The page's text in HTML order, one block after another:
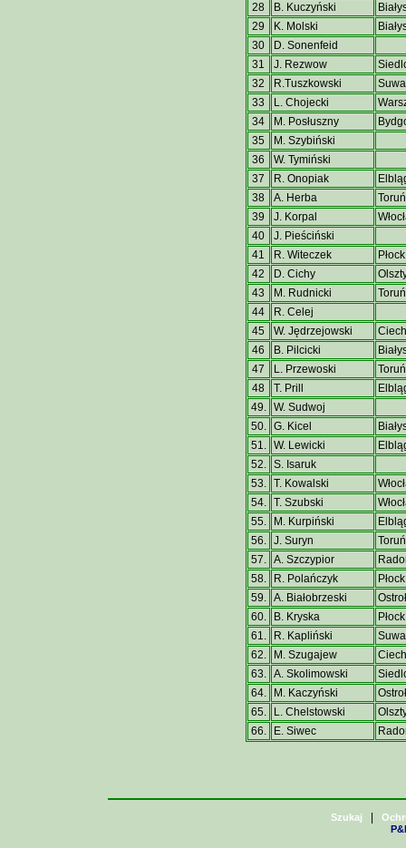
28
B. Kuczyński
29
K. Molski
30
D. Sonenfeid
31
J. Rezwow
32
R.Tuszkowski
33
L. Chojecki
34
M. Posłuszny
35
M. Szybiński
36
W. Tymiński
37
R. Onopiak
38
A. Herba
Toruń
39
J. Korpal
40
J. Pieściński
41
R. Witeczek
Płock
42
D. Cichy
43
M. Rudnicki
Toruń
44
R. Celej
45
W. Jędrzejowski
46
B. Pilcicki
47
L. Przewoski
Toruń
48
T. Prill
49.
W. Sudwoj
50.
G. Kicel
51.
W. Lewicki
52.
S. Isaruk
53.
T. Kowalski
54.
T. Szubski
55.
M. Kurpiński
56.
J. Suryn
Toruń
57.
A. Szczypior
58.
R. Polańczyk
Płock
59.
A. Białobrzeski
60.
B. Kryska
Płock
61.
R. Kapliński
62.
M. Szugajew
63.
A. Skolimowski
64.
M. Kaczyński
65.
L. Chelstowski
66.
E. Siwec
Szukaj